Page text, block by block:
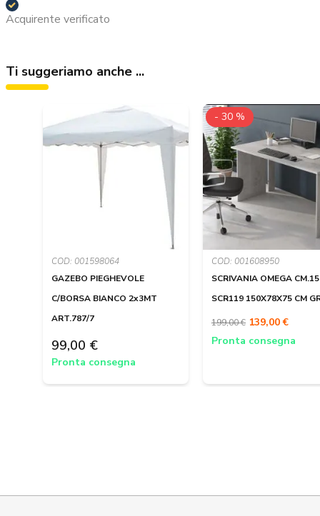
Acquirente verificato
Ti suggeriamo anche ...
COD: 001598064
GAZEBO PIEGHEVOLE
C/BORSA BIANCO 2x3MT
ART.787/7
99,00 €
Pronta consegna
COD: 001608950
SCRIVANIA OMEGA
SCR119 150X78X75 CM
- 30 %
199,00 € 139,00 €
Pronta consegna